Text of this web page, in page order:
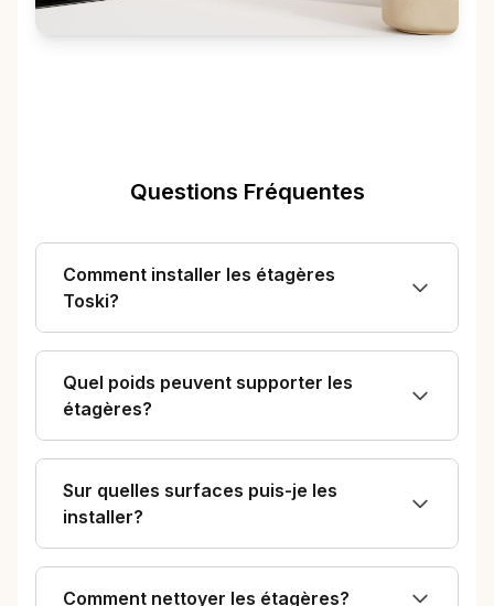
Questions Fréquentes
Comment installer les étagères
Toski?
Quel poids peuvent supporter les
étagères?
Sur quelles surfaces puis-je les
installer?
Comment nettoyer les étagères?